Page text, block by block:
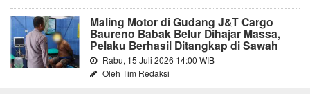
Maling Motor di Gudang J&T Cargo
Baureno Babak Belur Dihajar Massa,
Pelaku Berhasil Ditangkap di Sawah
Rabu, 15 Juli 2026 14:00 WIB
Oleh Tim Redaksi